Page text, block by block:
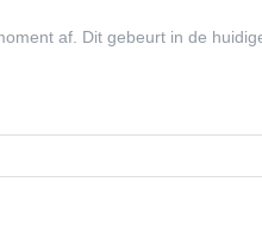
af. Dit gebeurt in de